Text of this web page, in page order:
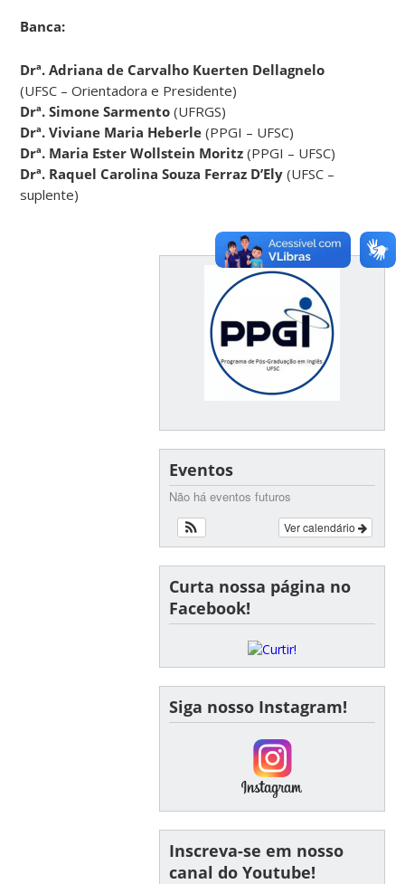
Banca:
Drª. Adriana de Carvalho Kuerten Dellagnelo
(UFSC – Orientadora e Presidente)
Drª. Simone Sarmento(UFRGS)
Drª. Viviane Maria Heberle (PPGI – UFSC)
Drª. Maria Ester Wollstein Moritz (PPGI – UFSC)
Drª. Raquel Carolina Souza Ferraz D’Ely(UFSC –
suplente)
Eventos
Não há eventos futuros
Ver calendário
Curta nossa página no
Facebook!
Siga nosso Instagram!
Inscreva-se em nosso
canal do Youtube!